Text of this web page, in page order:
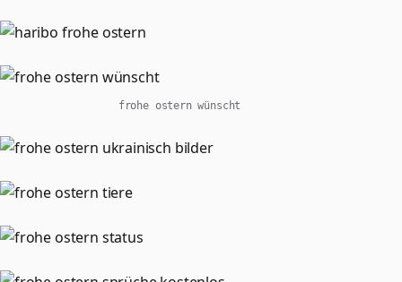
frohe ostern wünscht​